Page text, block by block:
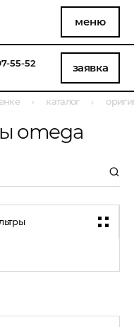
меню
55-52 заявка
каталог
omega